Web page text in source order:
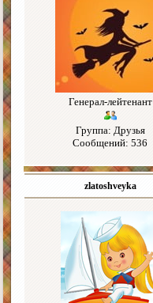
Генерал-лейтенант
Группа: Друзья
Сообщений: 536
zlatoshveyka